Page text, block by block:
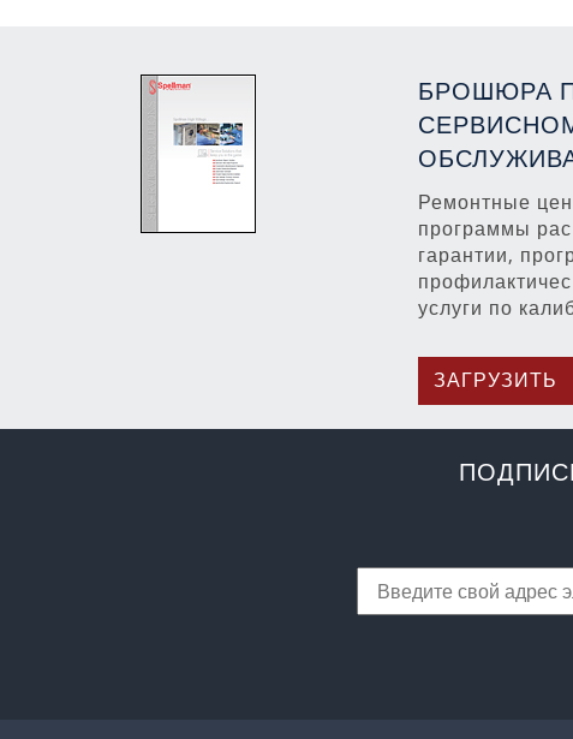
БРОШЮРА
Ремонтные
программы
гарантии,
услуги по
ЗАГРУЗИТЬ